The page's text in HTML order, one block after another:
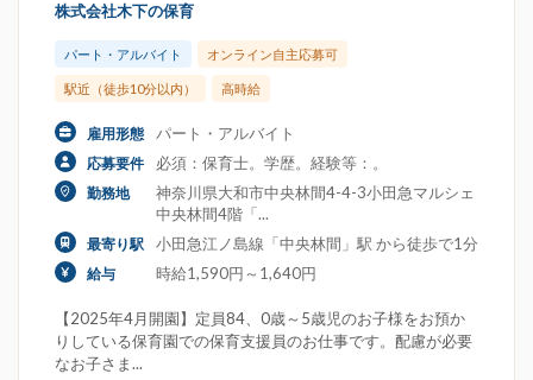
株式会社木下の保育
パート・アルバイト オンライン自主応募可
駅近（徒歩10分以内） 高時給
雇用形態 パート・アルバイト
応募要件 必須：保育士。学歴。経験等：。
勤務地
神奈川県大和市中央林間4-4-3小田急マルシェ
中央林間4階「...
最寄り駅 小田急江ノ島線「中央林間」駅 から徒歩で1分
給与 時給1,590円～1,640円
【2025年4月開園】定員84、0歳～5歳児のお子様をお預か
りしている保育園での保育支援員のお仕事です。配慮が必要
なお子さま...